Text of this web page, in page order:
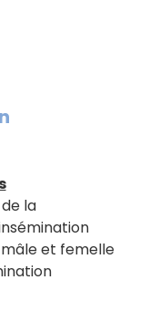
la
et femelle